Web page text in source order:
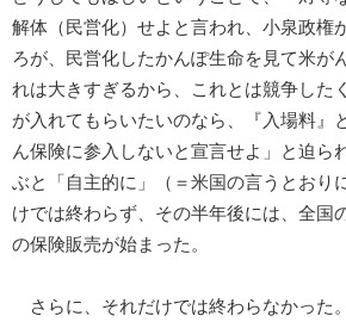
解体（民営化）せよと言われ、小泉政権
ろが、民営化したかんぽ生命を見て米が
れは大きすぎるから、これとは競争した
が入れてもらいたいのなら、『入場料』
ん保険に参入しないと宣言せよ」と迫ら
ぶと「自主的に」（＝米国の言うとおり
けでは終わらず、その半年後には、全国
の保険販売が始まった。
さらに、それだけでは終わらなかった